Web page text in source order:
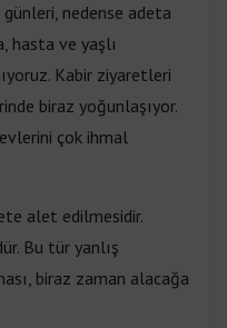
nedense adeta
hasta ve yaşlı
Kabir ziyaretleri
biraz yoğunlaşıyor.
çok ihmal
alet edilmesidir.
Bu tür yanlış
biraz zaman alacağa